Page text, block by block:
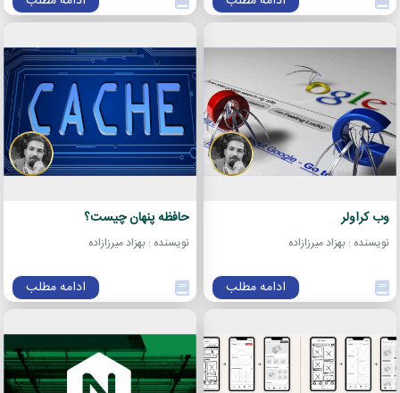
وب کراولر
نویسنده : بهزاد میرزازاده
ادامه مطلب
حافظه پنهان چیست؟
نویسنده : بهزاد میرزازاده
ادامه مطلب